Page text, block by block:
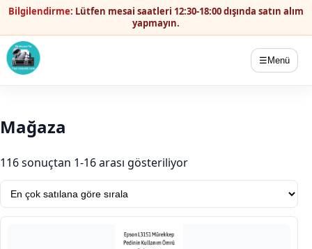
Bilgilendirme: Lütfen mesai saatleri 12:30-18:00 dışında satın alım
yapmayın.
☰ Menü
Mağaza
116 sonuçtan 1-16 arası gösteriliyorPopülerliğe göre